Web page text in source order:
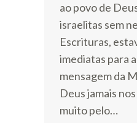
ao povo de
israelitas sem
Escrituras,
imediatas para
mensagem da
Deus jamais
muito pelo…